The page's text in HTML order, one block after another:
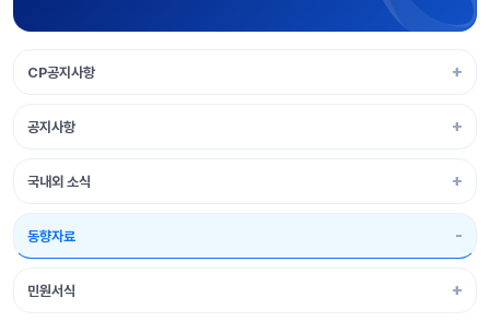
CP공지사항
공지사항
국내외 소식
동향자료
민원서식